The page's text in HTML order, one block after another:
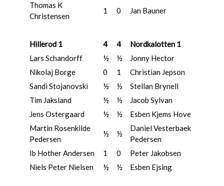
Thomas K
Christensen
1 0 Jan Bauner
Hillerod 1 4 4
Nordkalotten 1
Lars Schandorff
½ ½
Jonny Hector
Nikolaj Borge
0 1
Christian Jepson
Sandi Stojanovski
½ ½
Stellan Brynell
Tim Jaksland
½ ½
Jacob Sylvan
Jens Ostergaard
½ ½
Esben Kjems Hove
Martin Rosenkilde
Pedersen
½ ½
Daniel Vesterbaek
Pedersen
Ib Hother Andersen
1 0
Peter Jakobsen
Niels Peter Nielsen
½ ½ Esben Ejsing